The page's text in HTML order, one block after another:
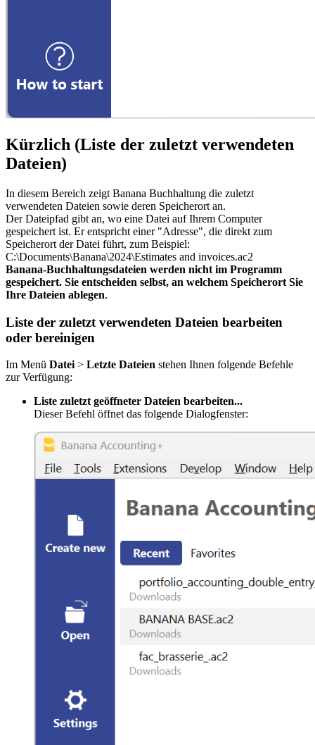
Kürzlich (Liste der zuletzt verwendeten
Dateien)
In diesem Bereich zeigt Banana Buchhaltung die zuletzt
verwendeten Dateien sowie deren Speicherort an.
Der Dateipfad gibt an, wo eine Datei auf Ihrem Computer
gespeichert ist. Er entspricht einer "Adresse", die direkt zum
Speicherort der Datei führt, zum Beispiel:
C:\Documents\Banana\2024\Estimates and invoices.ac2
Banana-Buchhaltungsdateien werden nicht im Programm
gespeichert. Sie entscheiden selbst, an welchem Speicherort Sie
Ihre Dateien ablegen.
Liste der zuletzt verwendeten Dateien bearbeiten
oder bereinigen
Im Menü Datei > Letzte Dateien stehen Ihnen folgende Befehle
zur Verfügung:
Liste zuletzt geöffneter Dateien bearbeiten...
Dieser Befehl öffnet das folgende Dialogfenster: